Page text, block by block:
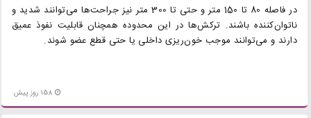
در فاصله 80 تا 150 متر و حتی تا 300 متر نیز جراحت‌ها می‌توانند شدید و
ناتوان‌کننده باشند. ترکش‌ها در این محدوده همچنان قابلیت نفوذ عمیق
دارند و می‌توانند موجب خون‌ریزی داخلی یا حتی قطع عضو شوند.
158 روز پیش